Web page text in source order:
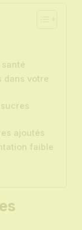
dans votre
ajoutés
faible